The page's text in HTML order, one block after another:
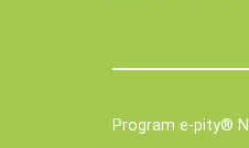
Program e-pity®